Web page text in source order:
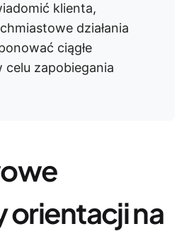
klienta,
działania
ciągłe
zapobiegania
orientacji na